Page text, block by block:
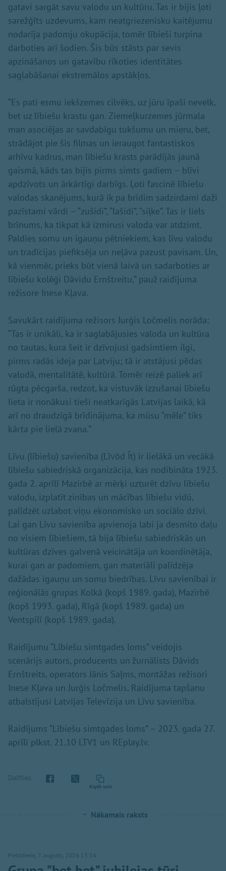
gatavi sargāt savu valodu un kultūru. Tas ir bijis ļoti
sarežģīts uzdevums, kam neatgriezenisku kaitējumu
nodarīja padomju okupācija, tomēr lībieši turpina
darboties arī šodien. Šis būs stāsts par sevis
apzināšanos un gatavību rīkoties identitātes
saglabāšanai ekstremālos apstākļos.
“Es pati esmu iekšzemes cilvēks, uz jūru īpaši nevelk,
bet uz lībiešu krastu gan. Ziemeļkurzemes jūrmala
man asociējas ar savdabīgu tukšumu un mieru, bet,
strādājot pie šis filmas un ieraugot fantastiskos
arhīvu kadrus, man lībiešu krasts parādījās jaunā
gaismā, kāds tas bijis pirms simts gadiem – blīvi
apdzīvots un ārkārtīgi darbīgs. Ļoti fascinē lībiešu
valodas skanējums, kurā ik pa brīdim sadzirdami daži
pazīstami vārdi – “zušidi”, “lašidi”, “siļke”. Tas ir liels
brīnums, ka tikpat kā izmirusi valoda var atdzimt.
Paldies somu un igauņu pētniekiem, kas līvu valodu
un tradīcijas piefiksēja un neļāva pazust pavisam. Un,
kā vienmēr, prieks būt vienā laivā un sadarboties ar
lībiešu kolēģi Dāvidu Ernštreitu,” pauž raidījuma
režisore Inese Kļava.
Savukārt raidījuma režisors Jurģis Ločmelis norāda:
“Tas ir unikāli, ka ir saglabājusies valoda un kultūra
no tautas, kura šeit ir dzīvojusi gadsimtiem ilgi,
pirms radās ideja par Latviju; tā ir atstājusi pēdas
valodā, mentalitātē, kultūrā. Tomēr reizē paliek arī
rūgta pēcgarša, redzot, ka vistuvāk izzušanai lībiešu
lieta ir nonākusi tieši neatkarīgās Latvijas laikā, kā
arī no draudzīgā brīdinājuma, ka mūsu “mēle” tiks
kārta pie lielā zvana.”
Līvu (lībiešu) savienība (Līvõd Īt) ir lielākā un vecākā
lībiešu sabiedriskā organizācija, kas nodibināta 1923.
gada 2. aprīlī Mazirbē ar mērķi uzturēt dzīvu lībiešu
valodu, izplatīt zinības un mācības lībiešu vidū,
palīdzēt uzlabot viņu ekonomisko un sociālo dzīvi.
Lai gan Līvu savienība apvienoja labi ja desmito daļu
no visiem lībiešiem, tā bija lībiešu sabiedriskās un
kultūras dzīves galvenā veicinātāja un koordinētāja,
kurai gan ar padomiem, gan materiāli palīdzēja
dažādas igauņu un somu biedrības. Līvu savienībai ir
reģionālās grupas Kolkā (kopš 1989. gada), Mazirbē
(kopš 1993. gada), Rīgā (kopš 1989. gada) un
Ventspilī (kopš 1989. gada).
Raidījumu “Lībiešu simtgades loms” veidojis
scenārijs autors, producents un žurnālists Dāvids
Ernštreits, operators Jānis Saļms, montāžas režisori
Inese Kļava un Jurģis Ločmelis. Raidījuma tapšanu
atbalstījusi Latvijas Televīzija un Līvu savienība.
Raidījums “Lībiešu simtgades loms” – 2023. gada 27.
aprīlī plkst. 21.10 LTV1 un REplay.lv.
Dalīties
Kopēt saiti
Nākamais raksts
Piektdiena, 7. augusts, 2026 13:54